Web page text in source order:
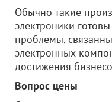
Обычно такие
электроники
проблемы,
электронных
достижения
Вопрос цены